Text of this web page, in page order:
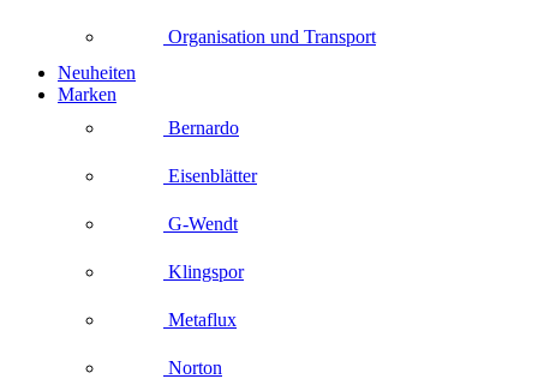
Organisation und Transport
Neuheiten
Marken
Bernardo
Eisenblätter
G-Wendt
Klingspor
Metaflux
Norton